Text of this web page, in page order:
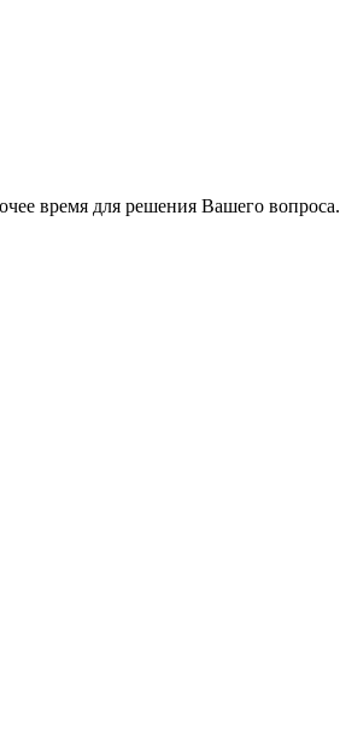
время для решения Вашего вопроса.